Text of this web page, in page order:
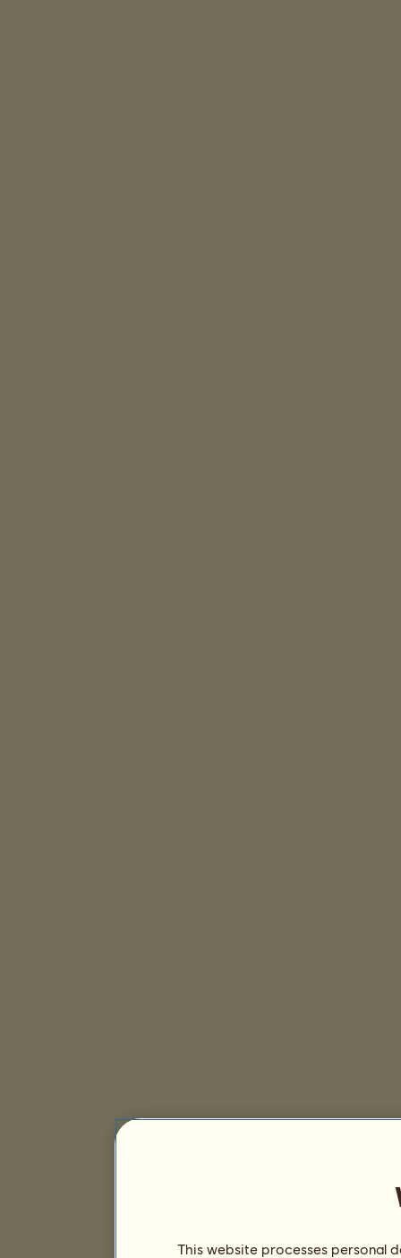
This website processes personal